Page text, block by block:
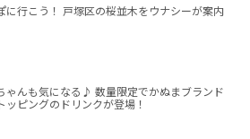
に行こう！ 戸塚区の桜並木をウナシーが案内
ゃんも気になる♪ 数量限定でかぬまブランド
ッピングのドリンクが登場！